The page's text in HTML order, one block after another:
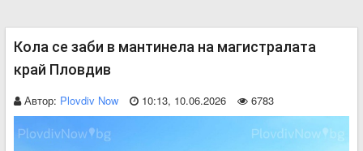
Кола се заби в мантинела на магистралата
край Пловдив
Автор: Plovdiv Now 10:13, 10.06.2026 6783